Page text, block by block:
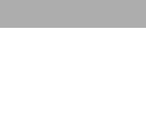
© choir, Inc.